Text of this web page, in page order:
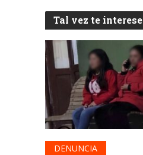
Tal vez te interese
DENUNCIA